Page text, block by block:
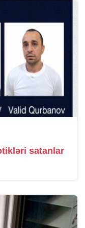
satanlar